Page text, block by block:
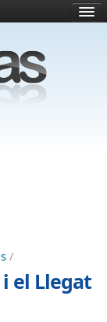
/
i el Llegat